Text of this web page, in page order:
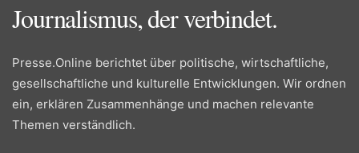
Journalismus, der verbindet.
Presse.Online berichtet über politische, wirtschaftliche,
gesellschaftliche und kulturelle Entwicklungen. Wir ordnen
ein, erklären Zusammenhänge und machen relevante
Themen verständlich.